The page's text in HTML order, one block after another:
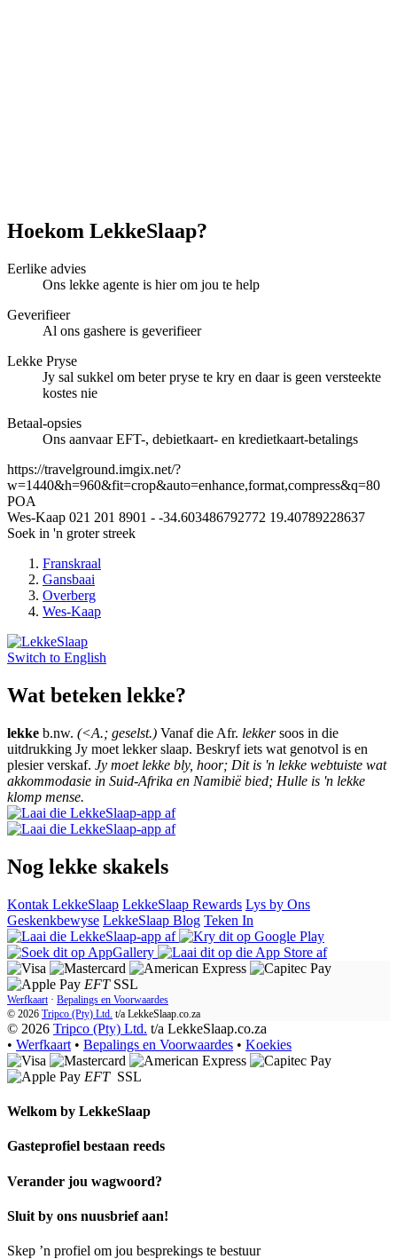
Hoekom LekkeSlaap?
Eerlike advies
Ons lekke agente is hier om jou te help
Geverifieer
Al ons gashere is geverifieer
Lekke Pryse
Jy sal sukkel om beter pryse te kry en daar is geen versteekte
kostes nie
Betaal-opsies
Ons aanvaar EFT-, debietkaart- en kredietkaart-betalings
https://travelground.imgix.net/?
w=1440&h=960&fit=crop&auto=enhance,format,compress&q=80
POA
Wes-Kaap 021 201 8901 - -34.603486792772 19.40789228637
Soek in 'n groter streek
Franskraal
Gansbaai
Overberg
Wes-Kaap
Switch to English
Wat beteken lekke?
lekke b.nw. (<A.; geselst.) Vanaf die Afr. lekkersoos in die
uitdrukking Jy moet lekker slaap. Beskryf iets wat genotvol is en
plesier verskaf. Jy moet lekke bly, hoor; Dit is 'n lekke webtuiste wat
akkommodasie in Suid-Afrika en Namibië bied; Hulle is 'n lekke
klomp mense.
Nog lekke skakels
Kontak LekkeSlaap LekkeSlaap Rewards Lys by Ons
Geskenkbewyse LekkeSlaap Blog Teken In
EFT SSL
Werfkaart · Bepalings en Voorwaardes
© 2026 Tripco (Pty) Ltd. t/a LekkeSlaap.co.za
© 2026 Tripco (Pty) Ltd. t/a LekkeSlaap.co.za
• Werfkaart • Bepalings en Voorwaardes • Koekies
EFT SSL
Welkom by LekkeSlaap
Gasteprofiel bestaan ​​reeds
Verander jou wagwoord?
Sluit by ons nuusbrief aan!
Skep ’n profiel om jou besprekings te bestuur